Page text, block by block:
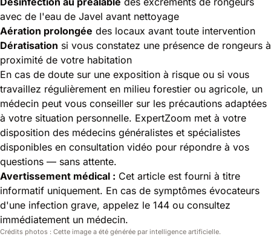
avec de l'eau de Javel avant nettoyage
Aération prolongée des locaux avant toute intervention
Dératisation si vous constatez une présence de rongeurs à
proximité de votre habitation
En cas de doute sur une exposition à risque ou si vous
travaillez régulièrement en milieu forestier ou agricole, un
médecin peut vous conseiller sur les précautions adaptées
à votre situation personnelle. ExpertZoom met à votre
disposition des médecins généralistes et spécialistes
disponibles en consultation vidéo pour répondre à vos
questions — sans attente.
Avertissement médical : Cet article est fourni à titre
informatif uniquement. En cas de symptômes évocateurs
d'une infection grave, appelez le 144 ou consultez
immédiatement un médecin.
Crédits photos : Cette image a été générée par intelligence artificielle.